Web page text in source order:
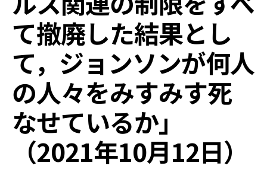
て撤廃した結果とし
て，ジョンソンが何人
の人々をみすみす死
なせているか」
（2021年10月12日）